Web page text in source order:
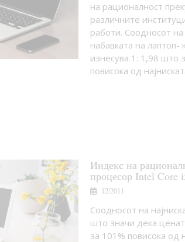
на рационалност
различните
работи. Соодносот на
набавката на
изнесува 1: 1,98 што
повисока од
Индекс на
процесор Intel Core
12/2011
Соодносот на
што значи дека
за 101% повисока од